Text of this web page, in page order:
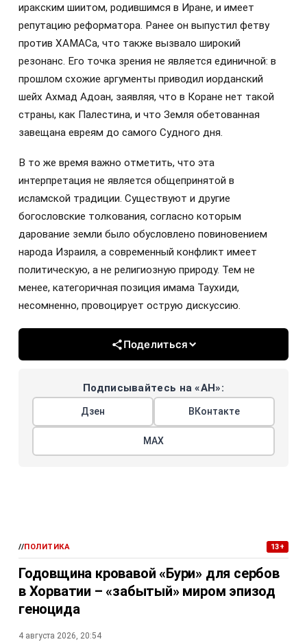
иракским шиитом, родившимся в Иране, и имеет
репутацию реформатора. Ранее он выпустил фетву
против ХАМАСа, что также вызвало широкий
резонанс. Его точка зрения не является единичной: в
прошлом схожие аргументы приводил иорданский
шейх Ахмад Адоан, заявляя, что в Коране нет такой
страны, как Палестина, и что Земля обетованная
завещана евреям до самого Судного дня.
В то же время важно отметить, что эта
интерпретация не является общепринятой в
исламской традиции. Существуют и другие
богословские толкования, согласно которым
дарование земли было обусловлено повиновением
народа Израиля, а современный конфликт имеет
политическую, а не религиозную природу. Тем не
менее, категоричная позиция имама Таухиди,
несомненно, провоцирует острую дискуссию.
Поделиться
Подписывайтесь на «АН»:
Дзен ВКонтакте
МАХ
//ПОЛИТИКА 13+
Годовщина кровавой «Бури» для сербов
в Хорватии – «забытый» миром эпизод
геноцида
4 августа 2026, 20:54